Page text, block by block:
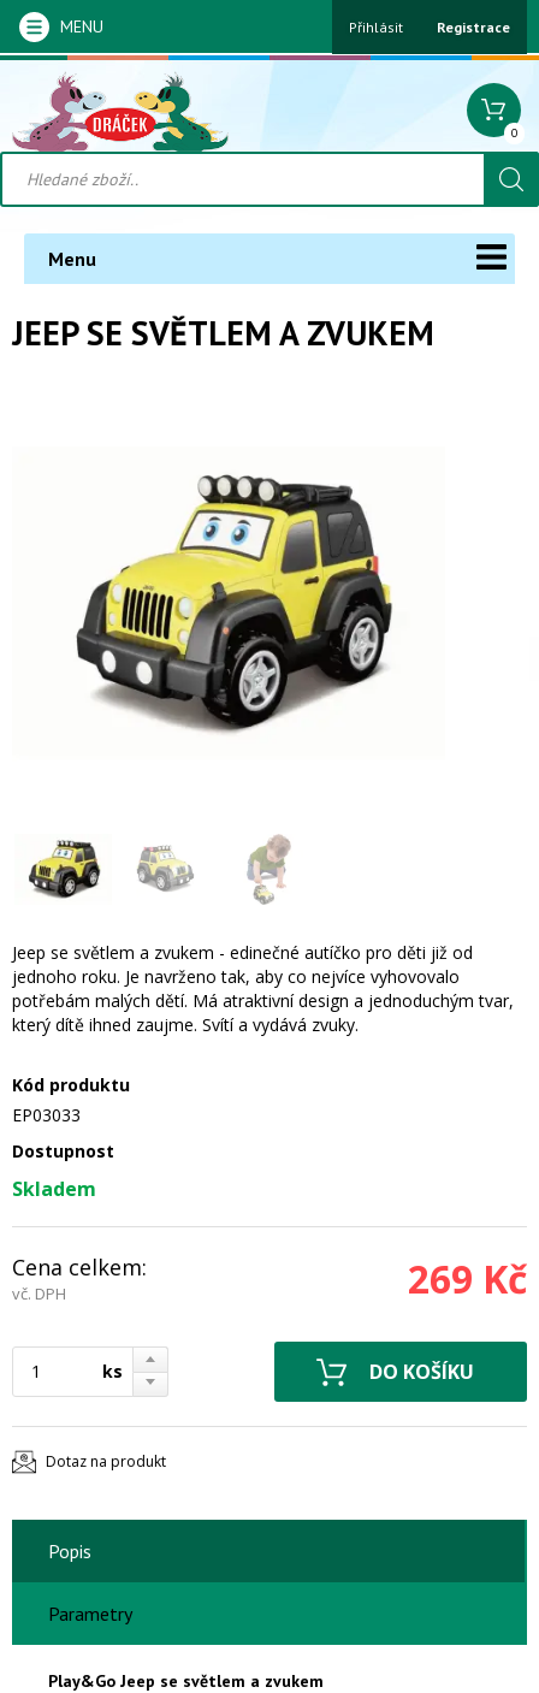
MENU Přihlásit Registrace
0
Menu
JEEP SE SVĚTLEM A ZVUKEM
Jeep se světlem a zvukem - edinečné autíčko pro děti již od
jednoho roku. Je navrženo tak, aby co nejvíce vyhovovalo
potřebám malých dětí. Má atraktivní design a jednoduchým tvar,
který dítě ihned zaujme. Svítí a vydává zvuky.
Kód produktu
EP03033
Dostupnost
Skladem
Cena celkem:
vč. DPH 269 Kč
ks
Dotaz na produkt
Popis
Parametry
Play&Go Jeep se světlem a zvukem